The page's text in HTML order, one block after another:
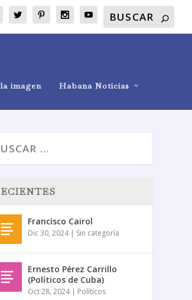
imagen Habana Noticias
Francisco Cairol
Dic 30, 2024| Sin categoría
Ernesto Pérez Carrillo
(Políticos de Cuba)
Oct 28, 2024| Políticos